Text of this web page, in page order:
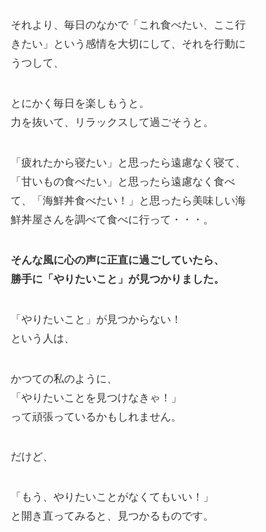
それより、毎日のなかで「これ食べたい、ここ行
きたい」という感情を大切にして、それを行動に
うつして、
とにかく毎日を楽しもうと。
力を抜いて、リラックスして過ごそうと。
「疲れたから寝たい」と思ったら遠慮なく寝て、
「甘いもの食べたい」と思ったら遠慮なく食べ
て、「海鮮丼食べたい！」と思ったら美味しい海
鮮丼屋さんを調べて食べに行って・・・。
そんな風に心の声に正直に過ごしていたら、
勝手に「やりたいこと」が見つかりました。
「やりたいこと」が見つからない！
という人は、
かつての私のように、
「やりたいことを見つけなきゃ！」
って頑張っているかもしれません。
だけど、
「もう、やりたいことがなくてもいい！」
と開き直ってみると、見つかるものです。